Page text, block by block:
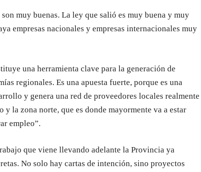
muy buenas. La ley que salió es muy buena y muy
empresas nacionales y empresas internacionales muy
una herramienta clave para la generación de
regionales. Es una apuesta fuerte, porque es una
y genera una red de proveedores locales realmente
la zona norte, que es donde mayormente va a estar
empleo”.
que viene llevando adelante la Provincia ya
No solo hay cartas de intención, sino proyectos